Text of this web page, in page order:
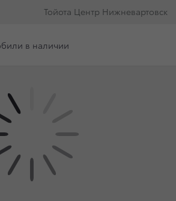
Тойота Центр Нижневартовск
в наличии
И ДРУГИХ